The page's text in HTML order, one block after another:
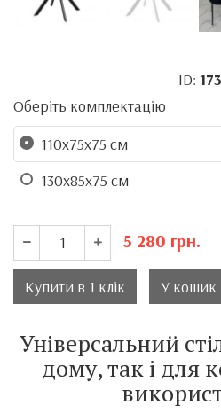
ID:
Оберіть комплектацію
110x75x75 см
130x85x75 см
5 280 грн.
Купити в 1 клік У кошик
Універсальний
дому, так і для